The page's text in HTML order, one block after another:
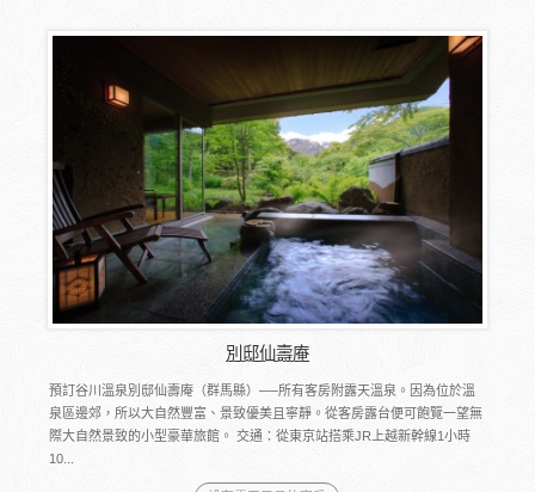
別邸仙壽庵
預訂谷川溫泉別邸仙壽庵（群馬縣）──所有客房附露天溫泉。因為位於溫
泉區邊郊，所以大自然豐富、景致優美且寧靜。從客房露台便可飽覽一望無
際大自然景致的小型豪華旅館。 交通：從東京站搭乘JR上越新幹線1小時
10...